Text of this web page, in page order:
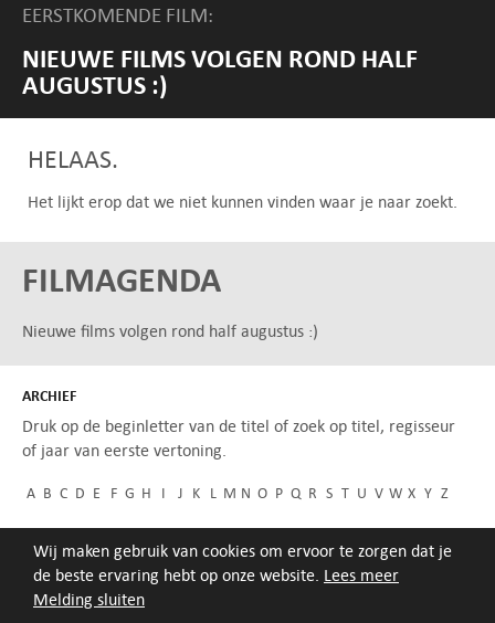
Melding sluiten
Wij maken gebruik van cookies om ervoor te zorgen dat je
de beste ervaring hebt op onze website. Lees meer
EERSTKOMENDE FILM:
NIEUWE FILMS VOLGEN ROND HALF
AUGUSTUS :)
HELAAS.
Het lijkt erop dat we niet kunnen vinden waar je naar zoekt.
FILMAGENDA
Nieuwe films volgen rond half augustus :)
ARCHIEF
Druk op de beginletter van de titel of zoek op titel, regisseur
of jaar van eerste vertoning.
A B C D E F G H I J K L M N O P Q R S T U V W X Y Z